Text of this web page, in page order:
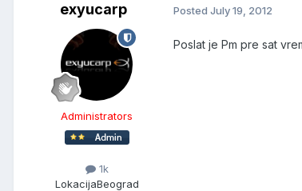
exyucarp
Administrators
1k
LokacijaBeograd
Posted July 19, 2012
Poslat je Pm pre sat